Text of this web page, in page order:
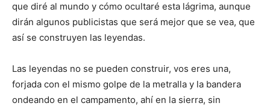
que diré al mundo y cómo ocultaré esta lágrima, aunque
dirán algunos publicistas que será mejor que se vea, que
así se construyen las leyendas.
Las leyendas no se pueden construir, vos eres una,
forjada con el mismo golpe de la metralla y la bandera
ondeando en el campamento, ahí en la sierra, sin